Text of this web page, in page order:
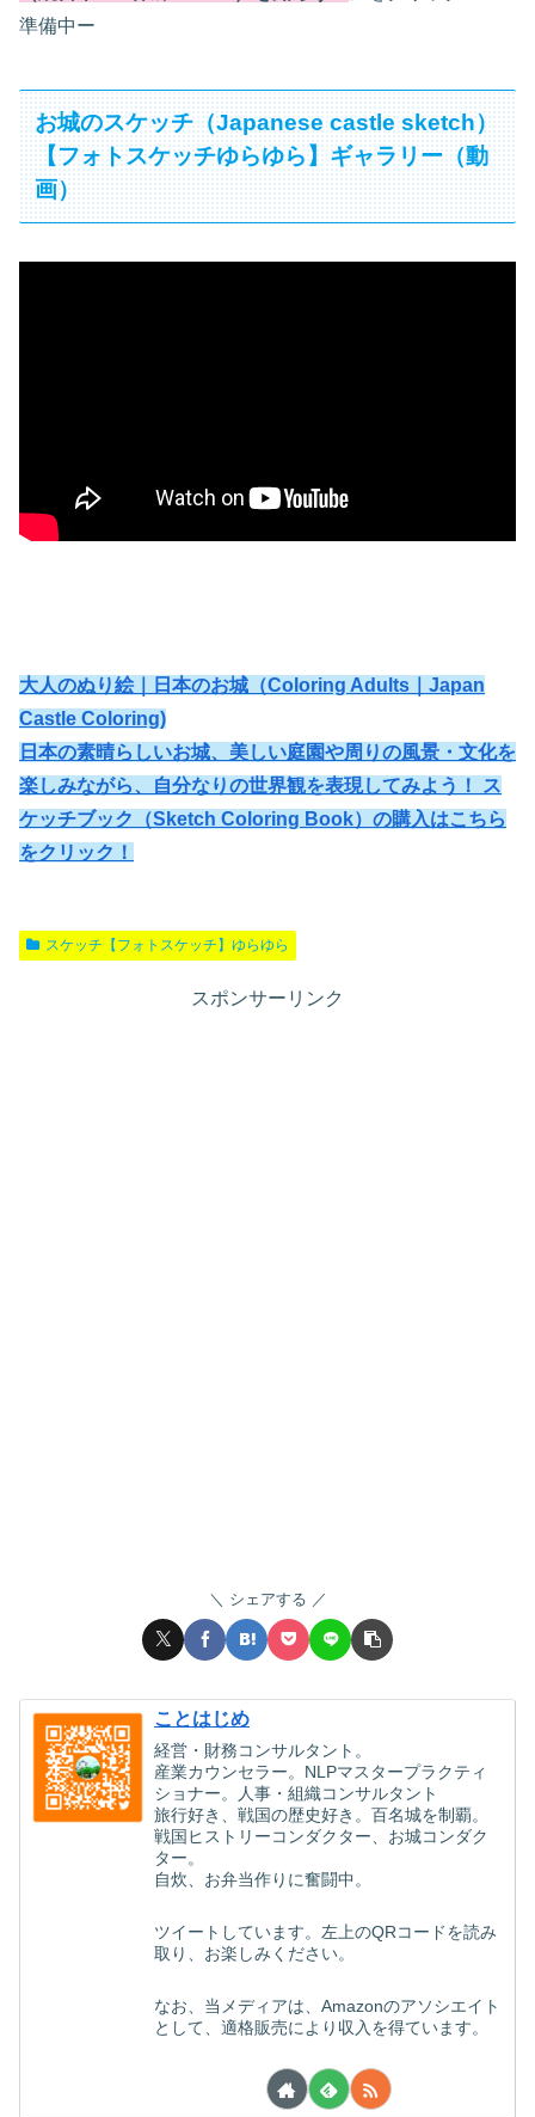
準備中ー
お城のスケッチ（Japanese castle sketch）
【フォトスケッチゆらゆら】ギャラリー（動
画）
大人のぬり絵｜日本のお城（Coloring Adults｜Japan
Castle Coloring)
日本の素晴らしいお城、美しい庭園や周りの風景・文化を
楽しみながら、自分なりの世界観を表現してみよう！ ス
ケッチブック（Sketch Coloring Book）の購入はこちら
をクリック！
スケッチ【フォトスケッチ】ゆらゆら
スポンサーリンク
シェアする
ことはじめ
経営・財務コンサルタント。
産業カウンセラー。NLPマスタープラクティ
ショナー。人事・組織コンサルタント
旅行好き、戦国の歴史好き。百名城を制覇。
戦国ヒストリーコンダクター、お城コンダク
ター。
自炊、お弁当作りに奮闘中。
ツイートしています。左上のQRコードを読み
取り、お楽しみください。
なお、当メディアは、Amazonのアソシエイト
として、適格販売により収入を得ています。